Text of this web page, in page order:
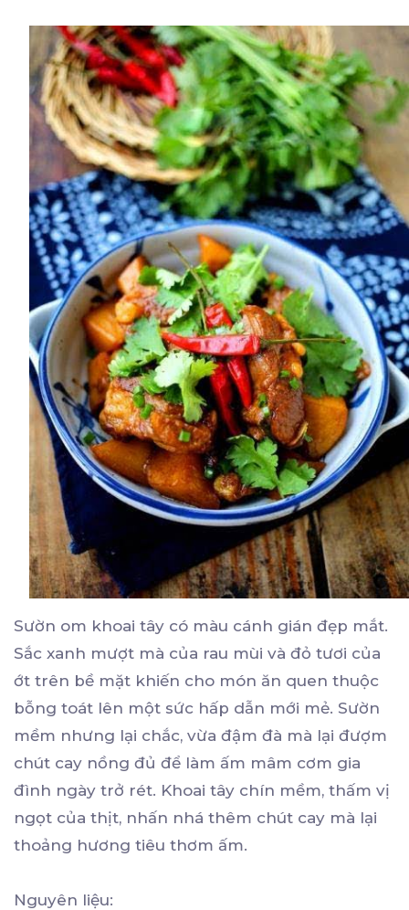
Sườn om khoai tây có màu cánh gián đẹp mắt.
Sắc xanh mượt mà của rau mùi và đỏ tươi của
ớt trên bề mặt khiến cho món ăn quen thuộc
bỗng toát lên một sức hấp dẫn mới mẻ. Sườn
mềm nhưng lại chắc, vừa đậm đà mà lại đượm
chút cay nồng đủ để làm ấm mâm cơm gia
đình ngày trở rét. Khoai tây chín mềm, thấm vị
ngọt của thịt, nhấn nhá thêm chút cay mà lại
thoảng hương tiêu thơm ấm.
Nguyên liệu: